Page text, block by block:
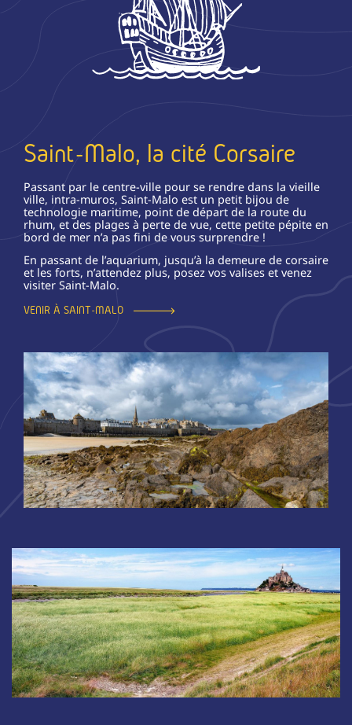
Saint-Malo, la cité Corsaire
Passant par le centre-ville pour se rendre dans la vieille
ville, intra-muros, Saint-Malo est un petit bijou de
technologie maritime, point de départ de la route du
rhum, et des plages à perte de vue, cette petite pépite en
bord de mer n’a pas fini de vous surprendre !
En passant de l’aquarium, jusqu’à la demeure de corsaire
et les forts, n’attendez plus, posez vos valises et venez
visiter Saint-Malo.
VENIR À SAINT-MALO